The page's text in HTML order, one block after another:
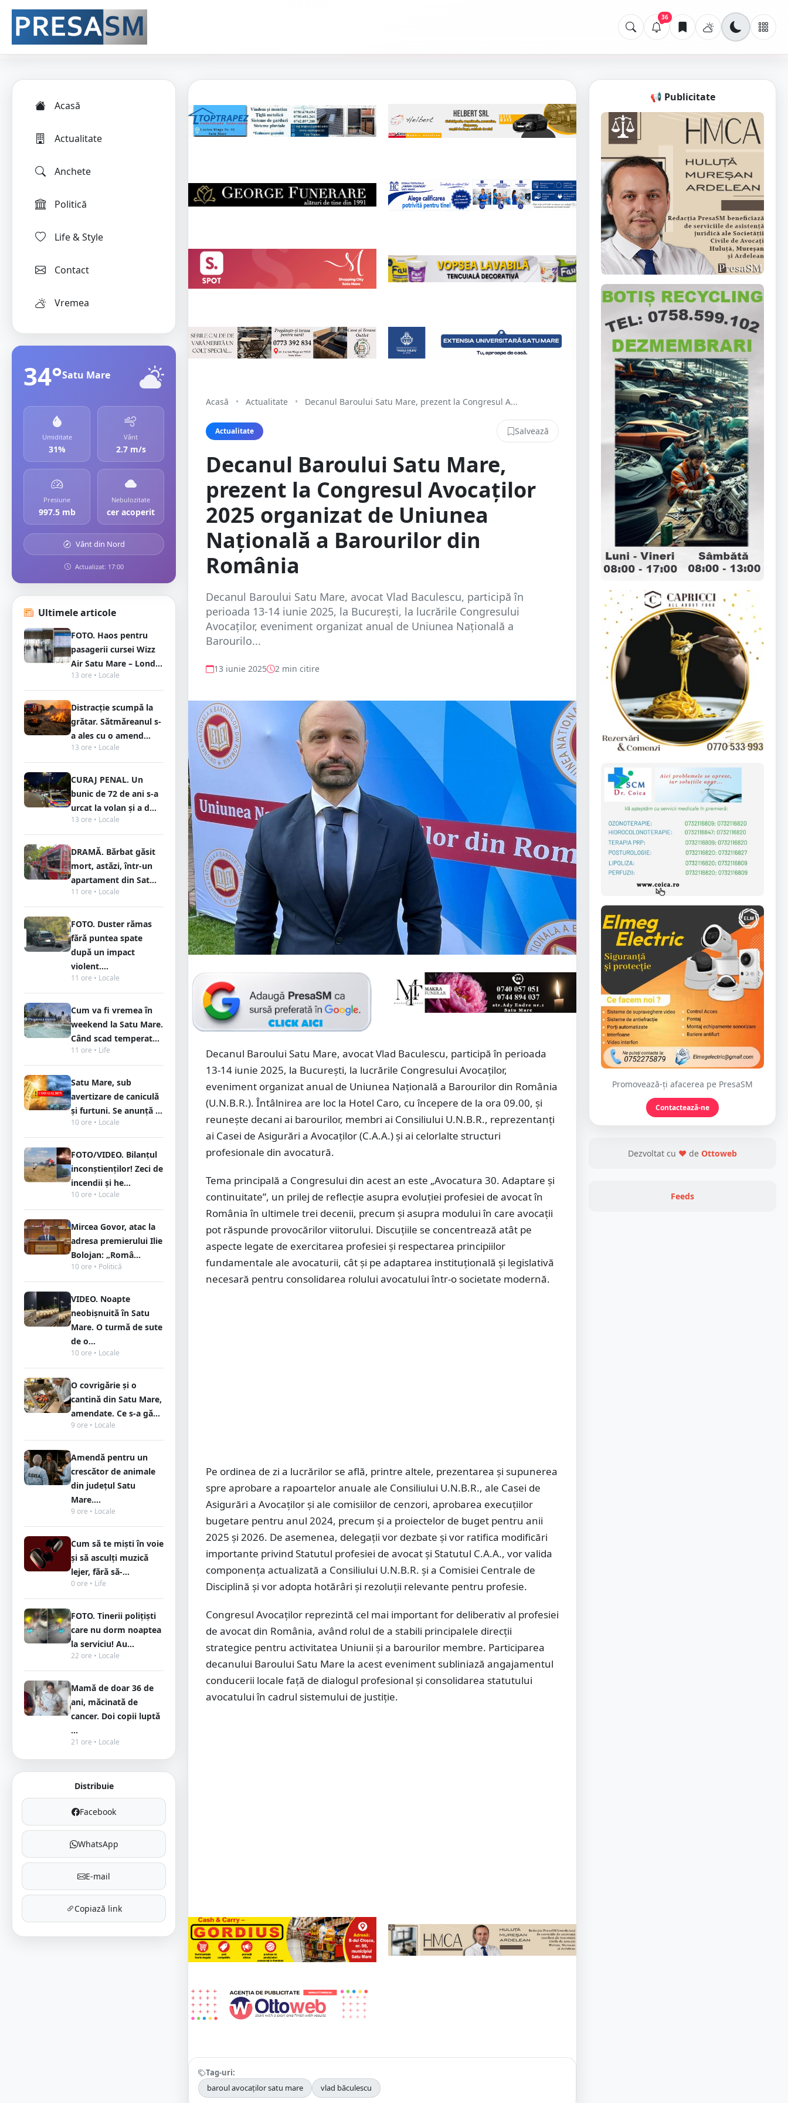
36
Acasă
Actualitate
Anchete
Politică
Life & Style
Contact
Vremea
34°Satu Mare
Umiditate
31%
Vânt
2.7 m/s
Presiune
997.5 mb
Nebulozitate
cer acoperit
Vânt din Nord
Actualizat: 17:00
Ultimele articole
FOTO. Haos pentru
pasagerii cursei Wizz
Air Satu Mare – Lond...
13 ore • Locale
Distracție scumpă la
grătar. Sătmăreanul s-
a ales cu o amend...
13 ore • Locale
CURAJ PENAL. Un
bunic de 72 de ani s-a
urcat la volan și a d...
13 ore • Locale
DRAMĂ. Bărbat găsit
mort, astăzi, într-un
apartament din Sat...
11 ore • Locale
FOTO. Duster rămas
fără puntea spate
după un impact
violent....
11 ore • Locale
Cum va fi vremea în
weekend la Satu Mare.
Când scad temperat...
11 ore • Life
Satu Mare, sub
avertizare de caniculă
și furtuni. Se anunță ...
10 ore • Locale
FOTO/VIDEO. Bilanțul
inconștienților! Zeci de
incendii și he...
10 ore • Locale
Mircea Govor, atac la
adresa premierului Ilie
Bolojan: „Româ...
10 ore • Politică
VIDEO. Noapte
neobișnuită în Satu
Mare. O turmă de sute
de o...
10 ore • Locale
O covrigărie și o
cantină din Satu Mare,
amendate. Ce s-a gă...
9 ore • Locale
Amendă pentru un
crescător de animale
din județul Satu
Mare....
9 ore • Locale
Cum să te miști în voie
și să asculți muzică
lejer, fără să-...
0 ore • Life
FOTO. Tinerii polițiști
care nu dorm noaptea
la serviciu! Au...
22 ore • Locale
Mamă de doar 36 de
ani, măcinată de
cancer. Doi copii luptă
...
21 ore • Locale
Distribuie
Facebook
WhatsApp
E-mail
Copiază link
Acasă • Actualitate • Decanul Baroului Satu Mare, prezent la Congresul A...
Actualitate Salvează
Decanul Baroului Satu Mare,
prezent la Congresul Avocaților
2025 organizat de Uniunea
Națională a Barourilor din
România
Decanul Baroului Satu Mare, avocat Vlad Baculescu, participă în
perioada 13-14 iunie 2025, la București, la lucrările Congresului
Avocaților, eveniment organizat anual de Uniunea Națională a
Barourilo...
13 iunie 2025 2 min citire
Decanul Baroului Satu Mare, avocat Vlad Baculescu, participă în perioada
13-14 iunie 2025, la București, la lucrările Congresului Avocaților,
eveniment organizat anual de Uniunea Națională a Barourilor din România
(U.N.B.R.). Întâlnirea are loc la Hotel Caro, cu începere de la ora 09.00, și
reunește decani ai barourilor, membri ai Consiliului U.N.B.R., reprezentanți
ai Casei de Asigurări a Avocaților (C.A.A.) și ai celorlalte structuri
profesionale din avocatură.
Tema principală a Congresului din acest an este „Avocatura 30. Adaptare și
continuitate”, un prilej de reflecție asupra evoluției profesiei de avocat în
România în ultimele trei decenii, precum și asupra modului în care avocații
pot răspunde provocărilor viitorului. Discuțiile se concentrează atât pe
aspecte legate de exercitarea profesiei și respectarea principiilor
fundamentale ale avocaturii, cât și pe adaptarea instituțională și legislativă
necesară pentru consolidarea rolului avocatului într-o societate modernă.
Pe ordinea de zi a lucrărilor se află, printre altele, prezentarea și supunerea
spre aprobare a rapoartelor anuale ale Consiliului U.N.B.R., ale Casei de
Asigurări a Avocaților și ale comisiilor de cenzori, aprobarea execuțiilor
bugetare pentru anul 2024, precum și a proiectelor de buget pentru anii
2025 și 2026. De asemenea, delegații vor dezbate și vor ratifica modificări
importante privind Statutul profesiei de avocat și Statutul C.A.A., vor valida
componența actualizată a Consiliului U.N.B.R. și a Comisiei Centrale de
Disciplină și vor adopta hotărâri și rezoluții relevante pentru profesie.
Congresul Avocaților reprezintă cel mai important for deliberativ al profesiei
de avocat din România, având rolul de a stabili principalele direcții
strategice pentru activitatea Uniunii și a barourilor membre. Participarea
decanului Baroului Satu Mare la acest eveniment subliniază angajamentul
conducerii locale față de dialogul profesional și consolidarea statutului
avocatului în cadrul sistemului de justiție.
Tag-uri:
baroul avocaților satu mare
vlad băculescu
📢 Publicitate
Promovează-ți afacerea pe PresaSM
Contactează-ne
Dezvoltat cu ❤ de Ottoweb
Feeds